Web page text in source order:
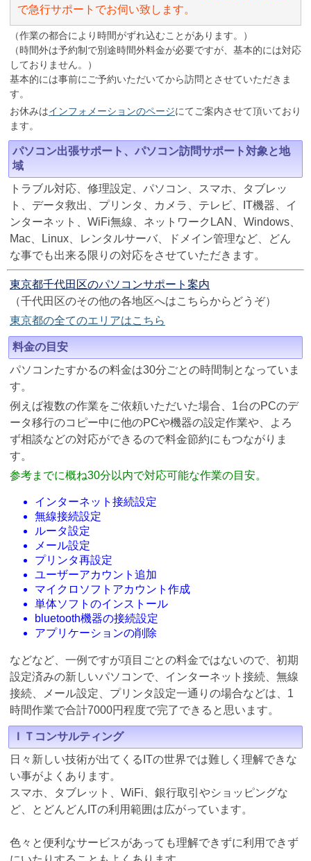
で急行サポートでお伺い致します。
（作業の都合により時間がずれ込むことがあります。）
（時間外は予約制で別途時間外料金が必要ですが、基本的には対応
しておりません。）
基本的には事前にご予約いただいてから訪問とさせていただきま
す。
お休みはインフォメーションのページにてご案内させて頂いており
ます。
パソコン出張サポート、パソコン訪問サポート対象と地
域
トラブル対応、修理設定、パソコン、スマホ、タブレッ
ト、データ救出、プリンタ、カメラ、テレビ、IT機器、イ
ンターネット、WiFi無線、ネットワークLAN、Windows、
Mac、Linux、レンタルサーバ、ドメイン管理など、どん
な事でも出来る限りの対応をさせていただきます。
東京都千代田区のパソコンサポート案内
（千代田区のその他の各地区へはこちらからどうぞ）
東京都の全てのエリアはこちら
料金の目安
パソコンたすかるの料金は30分ごとの時間制となっていま
す。
例えば複数の作業をご依頼いただいた場合、1台のPCのデ
ータ移行のコピー中に他のPCや機器の設定作業や、よろ
ず相談などの対応ができるので料金節約にもつながりま
す。
参考までに概ね30分以内で対応可能な作業の目安。
インターネット接続設定
無線接続設定
ルータ設定
メール設定
プリンタ再設定
ユーザーアカウント追加
マイクロソフトアカウント作成
単体ソフトのインストール
bluetooth機器の接続設定
アプリケーションの削除
などなど、一例ですが項目ごとの料金ではないので、初期
設定済みの新しいパソコンで、インターネット接続、無線
接続、メール設定、プリンタ設定一通りの場合などは、1
時間作業で合計7000円程度で完了できると思います。
ＩＴコンサルティング
日々新しい技術が出てくるITの世界では難しく理解できな
い事がよくあります。
スマホ、タブレット、WiFi、銀行取引やショッピングな
ど、とどんどんITの利用範囲は広がっています。
色々と便利なサービスがあっても理解できずに利用できず